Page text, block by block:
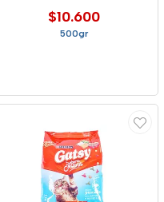
$10.600
500gr